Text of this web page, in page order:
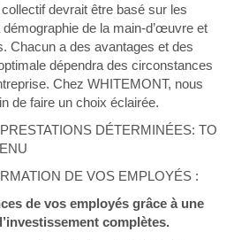
devrait être basé sur les
démographie de la main-d’œuvre et
Chacun a des avantages et des
dépendra des circonstances
Chez WHITEMONT, nous
de faire un choix éclairée.
DÉTERMINÉES: TO
DE VOS EMPLOYÉS :
de vos employés grâce à une
complètes.